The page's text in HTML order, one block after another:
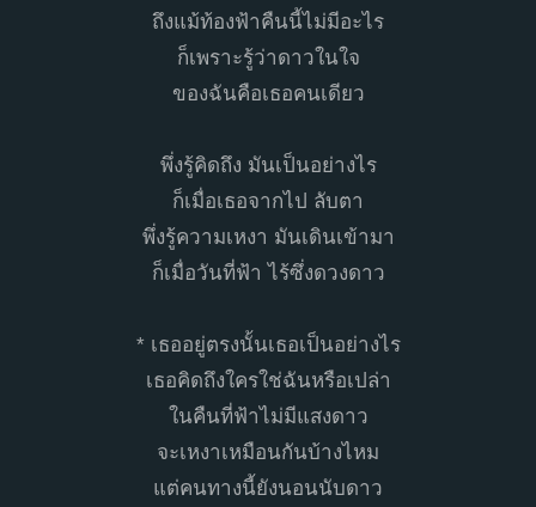
ถึงแม้ท้องฟ้าคืนนี้ไม่มีอะไร
ก็เพราะรู้​ว่า​ดาว​ในใจ
ของฉันคือเธอคนเดียว
พึ่ง​รู้​คิดถึง ​มันเป็​นอย่างไร
ก็เมื่อเธอจากไป ลับตา
พึ่งรู้ความเหงา มันเดินเข้ามา
ก็เมื่อวันที่ฟ้า​ ไร้ซึ่งดวงดาว
* เธออยู่ตรงนั้น​เธอเป็นอย่างไร
เธอคิดถึง​ใคร​ใช่​ฉันหรือเปล่า​
ในคืน​ที่​ฟ้า​ไม่มี​แสงดาว​
จะเหงาเหมือนกันบ้างไหม
แต่คนทางนี้ยังนอนนับดาว